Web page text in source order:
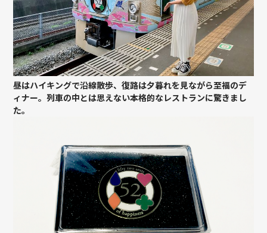
昼はハイキングで沿線散歩、復路は夕暮れを見ながら至福のデ
ィナー。列車の中とは思えない本格的なレストランに驚きまし
た。